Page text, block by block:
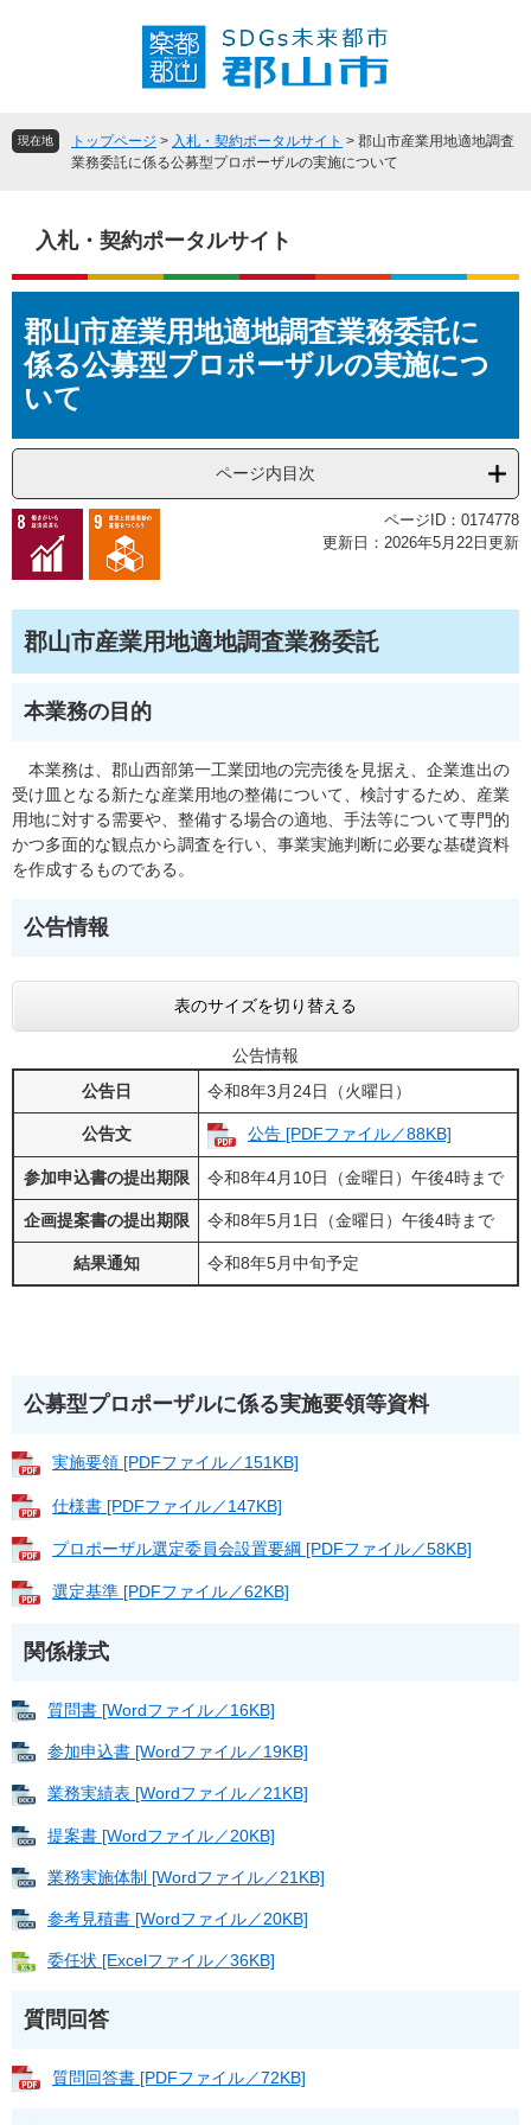
頭
飛
へ
現在地 トップページ > 入札・契約ポータルサイト > 郡山市産業用地適地調査
業務委託に係る公募型プロポーザルの実施について
入札・契約ポータルサイト
文郡山市産業用地適地調査業務委託に
係る公募型プロポーザルの実施につ
いて
ページ内目次
ページID：0174778
更新日：2026年5月22日更新
郡山市産業用地適地調査業務委託
本業務の目的
本業務は、郡山西部第一工業団地の完売後を見据え、企業進出の
受け皿となる新たな産業用地の整備について、検討するため、産業
用地に対する需要や、整備する場合の適地、手法等について専門的
かつ多面的な観点から調査を行い、事業実施判断に必要な基礎資料
を作成するものである。
公告情報
表のサイズを切り替える
公告情報
公告日
令和8年3月24日（火曜日）
公告文 公告 [PDFファイル／88KB]
参加申込書の提出期限 令和8年4月10日（金曜日）午後4時まで
企画提案書の提出期限 令和8年5月1日（金曜日）午後4時まで
結果通知 令和8年5月中旬予定
公募型プロポーザルに係る実施要領等資料
実施要領 [PDFファイル／151KB]
仕様書 [PDFファイル／147KB]
プロポーザル選定委員会設置要綱 [PDFファイル／58KB]
選定基準 [PDFファイル／62KB]
関係様式
質問書 [Wordファイル／16KB]
参加申込書 [Wordファイル／19KB]
業務実績表 [Wordファイル／21KB]
提案書 [Wordファイル／20KB]
業務実施体制 [Wordファイル／21KB]
参考見積書 [Wordファイル／20KB]
委任状 [Excelファイル／36KB]
質問回答
質問回答書 [PDFファイル／72KB]